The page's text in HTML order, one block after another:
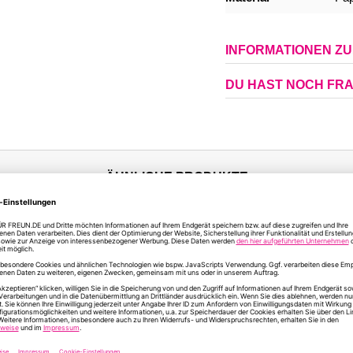
INFORMATIONEN
DU HAST NOCH
ÄHNLICHE PRODUKTE